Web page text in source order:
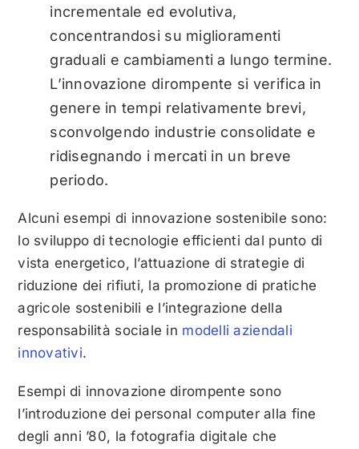
incrementale ed evolutiva,
concentrandosi su miglioramenti
graduali e cambiamenti a lungo termine.
L’innovazione dirompente si verifica in
genere in tempi relativamente brevi,
sconvolgendo industrie consolidate e
ridisegnando i mercati in un breve
periodo.
Alcuni esempi di innovazione sostenibile sono:
lo sviluppo di tecnologie efficienti dal punto di
vista energetico, l’attuazione di strategie di
riduzione dei rifiuti, la promozione di pratiche
agricole sostenibili e l’integrazione della
responsabilità sociale in modelli aziendali
innovativi.
Esempi di innovazione dirompente sono
l’introduzione dei personal computer alla fine
degli anni ’80, la fotografia digitale che